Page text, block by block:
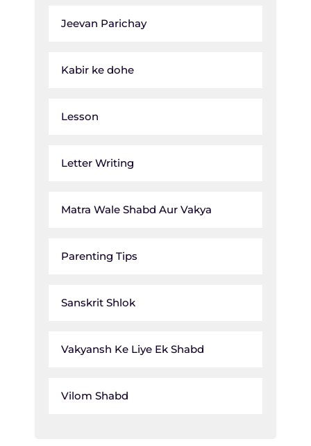
Jeevan Parichay
Kabir ke dohe
Lesson
Letter Writing
Matra Wale Shabd Aur Vakya
Parenting Tips
Sanskrit Shlok
Vakyansh Ke Liye Ek Shabd
Vilom Shabd